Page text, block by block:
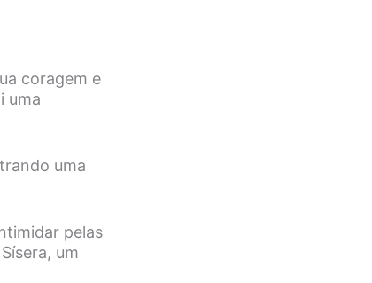
coragem e
uma
uma
pelas
um